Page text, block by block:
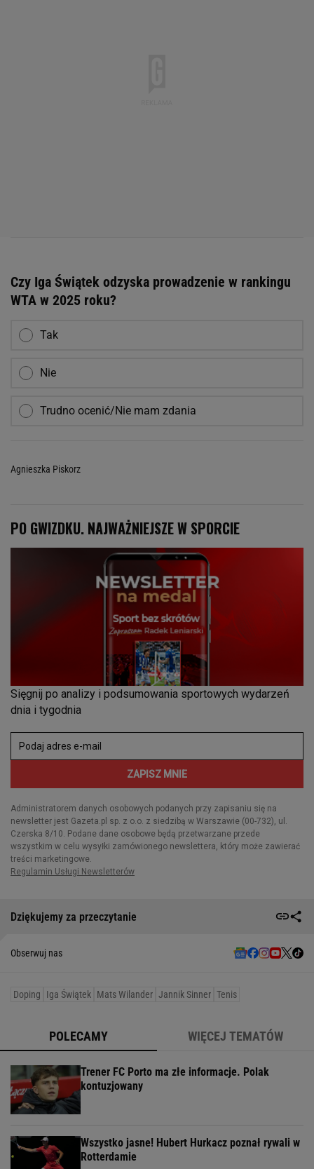
Czy Iga Świątek odzyska prowadzenie w rankingu
WTA w 2025 roku?
Tak
Nie
Trudno ocenić/Nie mam zdania
Agnieszka Piskorz
Dziękujemy za przeczytanie
Obserwuj nas
Doping Iga Świątek Mats Wilander Jannik Sinner Tenis
POLECAMY WIĘCEJ TEMATÓW
Trener FC Porto ma złe informacje. Polak
kontuzjowany
Wszystko jasne! Hubert Hurkacz poznał rywali w
Rotterdamie